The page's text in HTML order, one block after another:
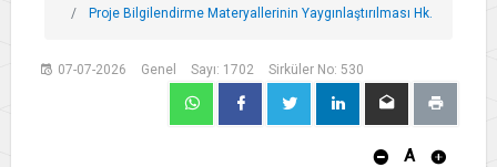
Proje Bilgilendirme Materyallerinin Yaygınlaştırılması Hk.
07-07-2026 Genel Sayı: 1702 Sirküler No: 530
A